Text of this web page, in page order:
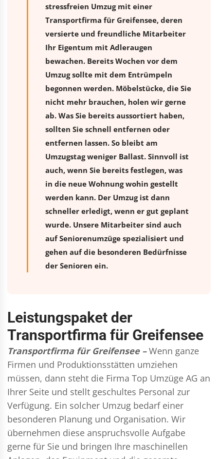
stressfreien Umzugmit einer
Transportfirma für Greifensee, deren
versierte und freundliche Mitarbeiter
Ihr Eigentum mit Adleraugen
bewachen. Bereits Wochen vor dem
Umzug sollte mit dem Entrümpeln
begonnen werden. Möbelstücke, die Sie
nicht mehr brauchen, holen wir gerne
ab. Was Sie bereits aussortiert haben,
sollten Sie schnell entfernen oder
entfernen lassen. So bleibt am
Umzugstag weniger Ballast. Sinnvoll ist
auch, wenn Sie bereits festlegen, was
in die neue Wohnung wohin gestellt
werden kann. Der Umzug ist dann
schneller erledigt, wenn er gut geplant
wurde. Unsere Mitarbeiter sind auch
auf Seniorenumzüge spezialisiert und
gehen auf die besonderen Bedürfnisse
der Senioren ein.
Leistungspaket der
Transportfirma für Greifensee
Transportfirma für Greifensee – Wenn ganze
Firmen und Produktionsstätten umziehen
müssen, dann steht die Firma Top Umzüge AG an
Ihrer Seite und stellt geschultes Personal zur
Verfügung. Ein solcher Umzug bedarf einer
besonderen Planung und Organisation. Wir
übernehmen diese anspruchsvolle Aufgabe
gerne für Sie und bringen Ihre maschinellen